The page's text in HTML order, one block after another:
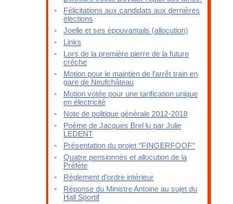
Félicitations aux candidats aux dernières
élections
Joelle et ses épouvantails (allocution)
Links
Lors de la première pierre de la future
crèche
Motion pour le maintien de l'arrêt train en
gare de Neufchâteau
Motion votée pour une tarification unique
en électricité
Note de politique générale 2012-2018
Poème de Jacques Brel lu par Julie
LEDENT
Présentation du projet "FINGERFOOF"
Quatre pensionnés et allocution de la
Préfète
Réglement d'ordre intérieur
Réponse du Ministre Antoine au sujet du
Hall Sportif